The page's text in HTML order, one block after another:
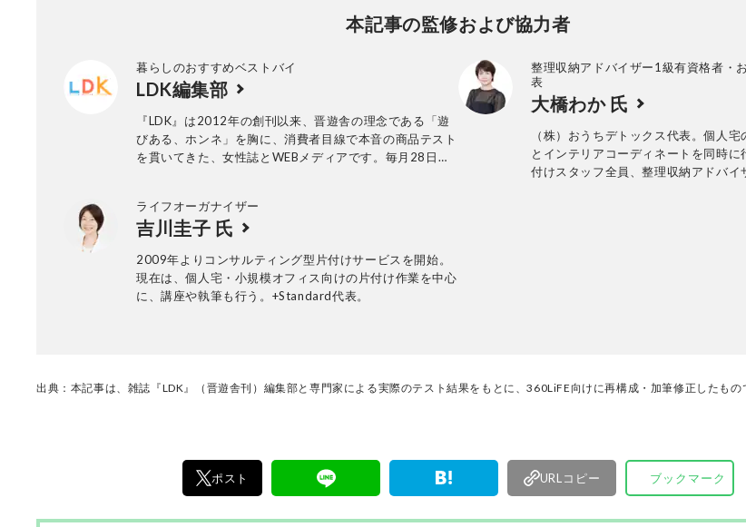
本記事の監修および協力者
暮らしのおすすめベストバイ
LDK編集部
『LDK』は2012年の創刊以来、晋遊舎の理念である「遊
びある、ホンネ」を胸に、消費者目線で本音の商品テスト
を貫いてきた、女性誌とWEBメディアです。毎月28日発
編集部と専門家、そして社内検証機関が実際に使って見つ
けた「本当に良いもの」と「お役立ち情報」を厳選してあ
編集体制で日々の検証・記事制作を行っています。
整理収納アドバイザー1級有資格者・
表
大橋わか 氏
（株）おうちデトックス代表。個人
とインテリアコーディネートを同時に
付けスタッフ全員、整理収納アドバイ
ライフオーガナイザー
吉川圭子 氏
2009年よりコンサルティング型片付けサービスを開始。
現在は、個人宅・小規模オフィス向けの片付け作業を中心
に、講座や執筆も行う。+Standard代表。
出典：本記事は、雑誌『LDK』（晋遊舎刊）編集部と専門家による実際のテスト結果をもとに、360LiFE向けに再構成・加筆修正したもの
ポスト URLコピー ブックマーク